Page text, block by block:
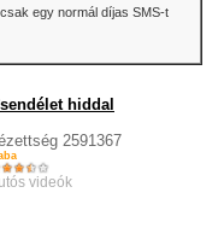
egy normál díjas SMS-t
hiddal
2591367
videók